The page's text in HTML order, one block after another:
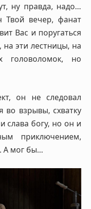
ну правда, надо…
Твой вечер, фанат
Вас и поругаться
эти лестницы, на
головоломок, но
он не следовал
во взрывы, схватку
слава богу, но он и
приключением,
А мог бы…